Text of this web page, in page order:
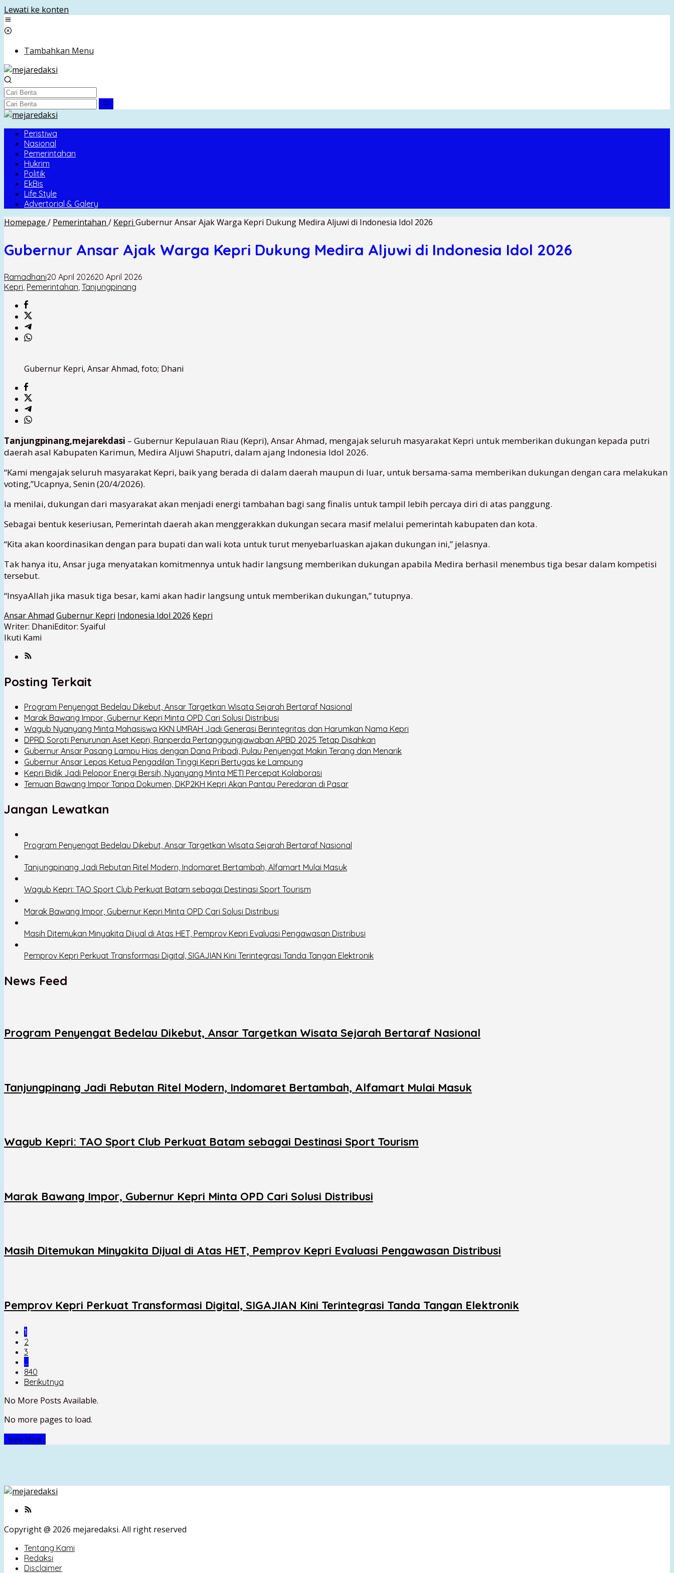
Lewati ke konten
Tambahkan Menu
Peristiwa
Nasional
Pemerintahan
Hukrim
Politik
EkBis
Life Style
Advertorial & Galery
Homepage / Pemerintahan / Kepri Gubernur Ansar Ajak Warga Kepri Dukung Medira Aljuwi di Indonesia Idol 2026
Gubernur Ansar Ajak Warga Kepri Dukung Medira Aljuwi di Indonesia Idol 2026
Ramadhani20 April 202620 April 2026
Kepri Pemerintahan Tanjungpinang
Gubernur Kepri, Ansar Ahmad, foto; Dhani
Tanjungpinang,mejarekdasi – Gubernur Kepulauan Riau (Kepri), Ansar Ahmad, mengajak seluruh masyarakat Kepri untuk memberikan dukungan kepada putri
daerah asal Kabupaten Karimun, Medira Aljuwi Shaputri, dalam ajang Indonesia Idol 2026.
“Kami mengajak seluruh masyarakat Kepri, baik yang berada di dalam daerah maupun di luar, untuk bersama-sama memberikan dukungan dengan cara melakukan
voting,”Ucapnya, Senin (20/4/2026).
Ia menilai, dukungan dari masyarakat akan menjadi energi tambahan bagi sang finalis untuk tampil lebih percaya diri di atas panggung.
Sebagai bentuk keseriusan, Pemerintah daerah akan menggerakkan dukungan secara masif melalui pemerintah kabupaten dan kota.
“Kita akan koordinasikan dengan para bupati dan wali kota untuk turut menyebarluaskan ajakan dukungan ini,” jelasnya.
Tak hanya itu, Ansar juga menyatakan komitmennya untuk hadir langsung memberikan dukungan apabila Medira berhasil menembus tiga besar dalam kompetisi
tersebut.
“InsyaAllah jika masuk tiga besar, kami akan hadir langsung untuk memberikan dukungan,” tutupnya.
Ansar Ahmad Gubernur Kepri Indonesia Idol 2026 Kepri
Writer: DhaniEditor: Syaiful
Ikuti Kami
Posting Terkait
Program Penyengat Bedelau Dikebut, Ansar Targetkan Wisata Sejarah Bertaraf Nasional
Marak Bawang Impor, Gubernur Kepri Minta OPD Cari Solusi Distribusi
Wagub Nyanyang Minta Mahasiswa KKN UMRAH Jadi Generasi Berintegritas dan Harumkan Nama Kepri
DPRD Soroti Penurunan Aset Kepri, Ranperda Pertanggungjawaban APBD 2025 Tetap Disahkan
Gubernur Ansar Pasang Lampu Hias dengan Dana Pribadi, Pulau Penyengat Makin Terang dan Menarik
Gubernur Ansar Lepas Ketua Pengadilan Tinggi Kepri Bertugas ke Lampung
Kepri Bidik Jadi Pelopor Energi Bersih, Nyanyang Minta METI Percepat Kolaborasi
Temuan Bawang Impor Tanpa Dokumen, DKP2KH Kepri Akan Pantau Peredaran di Pasar
Jangan Lewatkan
Program Penyengat Bedelau Dikebut, Ansar Targetkan Wisata Sejarah Bertaraf Nasional
Tanjungpinang Jadi Rebutan Ritel Modern, Indomaret Bertambah, Alfamart Mulai Masuk
Wagub Kepri: TAO Sport Club Perkuat Batam sebagai Destinasi Sport Tourism
Marak Bawang Impor, Gubernur Kepri Minta OPD Cari Solusi Distribusi
Masih Ditemukan Minyakita Dijual di Atas HET, Pemprov Kepri Evaluasi Pengawasan Distribusi
Pemprov Kepri Perkuat Transformasi Digital, SIGAJIAN Kini Terintegrasi Tanda Tangan Elektronik
News Feed
Program Penyengat Bedelau Dikebut, Ansar Targetkan Wisata Sejarah Bertaraf Nasional
Tanjungpinang Jadi Rebutan Ritel Modern, Indomaret Bertambah, Alfamart Mulai Masuk
Wagub Kepri: TAO Sport Club Perkuat Batam sebagai Destinasi Sport Tourism
Marak Bawang Impor, Gubernur Kepri Minta OPD Cari Solusi Distribusi
Masih Ditemukan Minyakita Dijual di Atas HET, Pemprov Kepri Evaluasi Pengawasan Distribusi
Pemprov Kepri Perkuat Transformasi Digital, SIGAJIAN Kini Terintegrasi Tanda Tangan Elektronik
1
2
3
…
840
Berikutnya
No More Posts Available.
No more pages to load.
View More
Copyright @ 2026 mejaredaksi. All right reserved
Tentang Kami
Redaksi
Disclaimer